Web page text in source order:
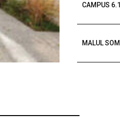
CAMPUS 6.1
MALUL